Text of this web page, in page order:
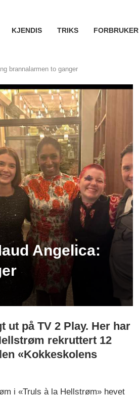
KJENDIS TRIKS FORBRUKER
brannalarmen to ganger
Angelica:
ut på TV 2 Play. Her har
rekruttert 12
«Kokkeskolens
i «Truls à la Hellstrøm» hevet